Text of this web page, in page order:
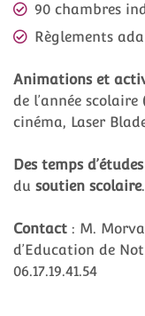
90 chambres
Règlements
Animations et
de l’année
cinéma, Laser
Des temps d’études
du soutien scolaire.
Contact : M.
d’Education de
06.17.19.41.54